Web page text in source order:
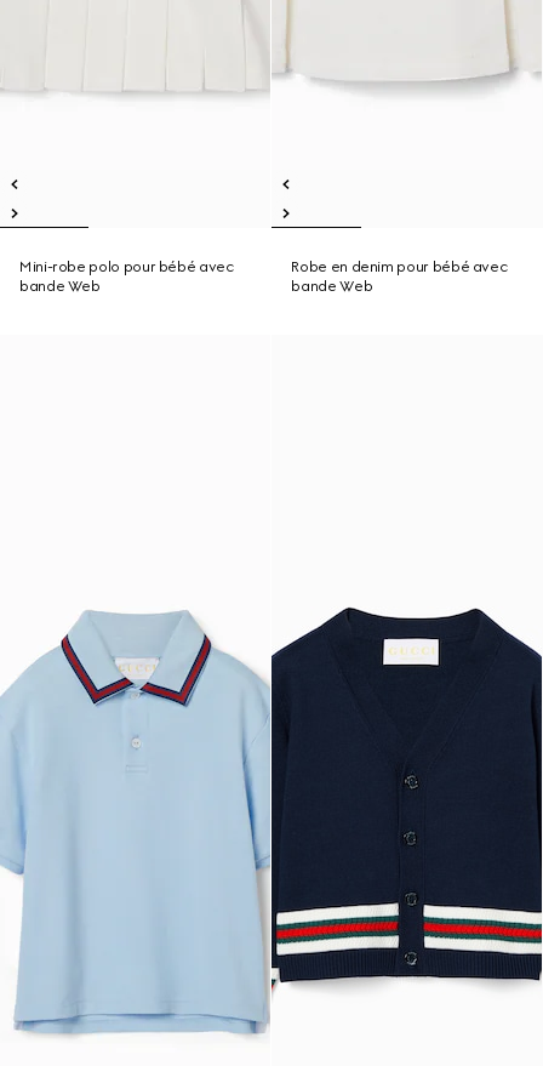
Mini-robe polo pour bébé avec
bande Web
Robe en denim pour bébé avec
bande Web